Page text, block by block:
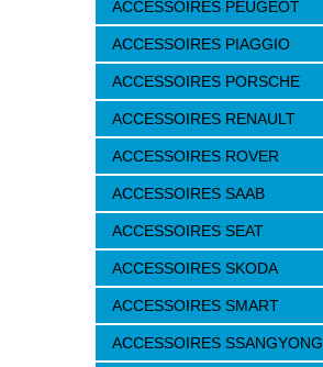
ACCESSOIRES PEUGEOT
ACCESSOIRES PIAGGIO
ACCESSOIRES PORSCHE
ACCESSOIRES RENAULT
ACCESSOIRES ROVER
ACCESSOIRES SAAB
ACCESSOIRES SEAT
ACCESSOIRES SKODA
ACCESSOIRES SMART
ACCESSOIRES SSANGYONG